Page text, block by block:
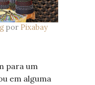
por Pixabay
para um
em alguma